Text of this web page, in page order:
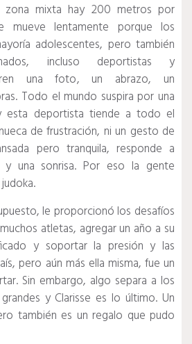
mixta hay 200 metros por
mueve lentamente porque los
adolescentes, pero también
incluso deportistas y
una foto, un abrazo, un
Todo el mundo suspira por una
esta deportista tiende a todo el
de frustración, ni un gesto de
pero tranquila, responde a
una sonrisa. Por eso la gente
le proporcionó los desafíos
atletas, agregar un año a su
y soportar la presión y las
pero aún más ella misma, fue un
Sin embargo, algo separa a los
y Clarisse es lo último. Un
también es un regalo que pudo